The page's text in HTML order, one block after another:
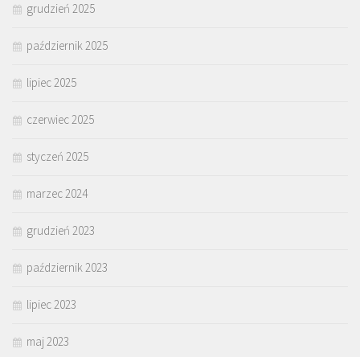
grudzień 2025
październik 2025
lipiec 2025
czerwiec 2025
styczeń 2025
marzec 2024
grudzień 2023
październik 2023
lipiec 2023
maj 2023